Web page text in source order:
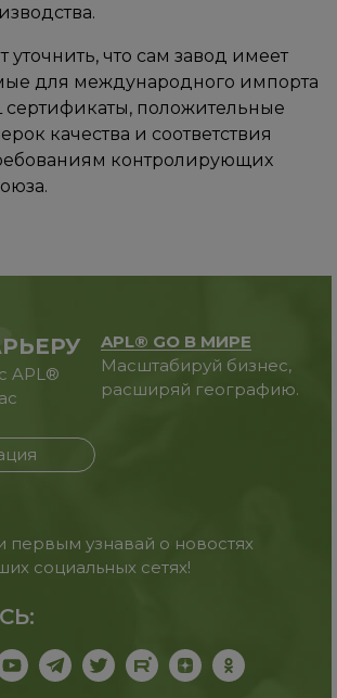
уточнить, что сам завод имеет
для международного импорта
сертификаты, положительные
качества и соответствия
контролирующих
APL®
APL® GO В МИРЕ
Масштабируй бизнес,
расширяй географию.
первым узнавай о новостях
социальных сетях!